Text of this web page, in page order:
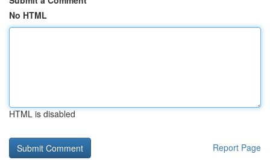
No HTML
HTML is disabled
Report Page